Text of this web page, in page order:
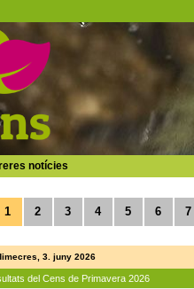
notícies
1 2 3 4 5 6 7
3. juny 2026
del Cens de Primavera 2026